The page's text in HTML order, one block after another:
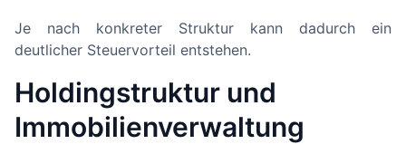
Je nach konkreter Struktur kann dadurch ein
deutlicher Steuervorteil entstehen.
Holdingstruktur und
Immobilienverwaltung